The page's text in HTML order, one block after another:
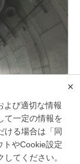
よび適切な情報
て一定の情報を
ける場合は「同
トやCookie設定
てください。
✕